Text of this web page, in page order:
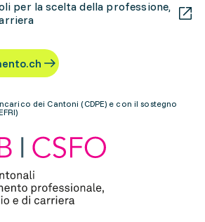
per la scelta della professione,
dei Cantoni (CDPE) e con il sostegno